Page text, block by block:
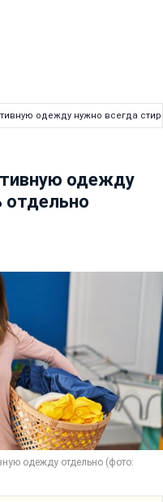
одежду нужно всегда
одежду
отдельно
одежду отдельно (фото: